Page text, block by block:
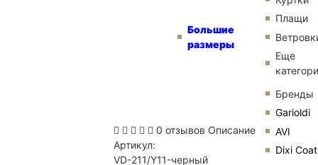
Большие
размеры
Плащи
Еще
Бренды
Garioldi
AVI
Dixi Coat
0 отзывов Описание
Артикул:
VD-211/Y11-черный